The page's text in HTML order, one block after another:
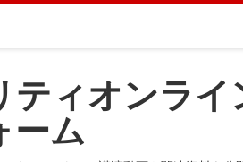
ティオンラ
ーム